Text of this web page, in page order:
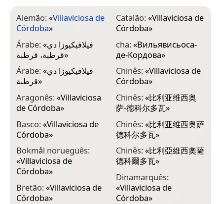
Alemão:«Villaviciosa de
Córdoba»
Árabe:«فيلافيكيوزا دي
قرطبة، قرطبة»
Árabe:«فيلافيكيوزا دي
قرطبة»
Aragonês:«Villaviciosa
de Córdoba»
Basco:«Villaviciosa de
Córdoba»
Bokmål norueguês:
«Villaviciosa de
Córdoba»
Bretão:«Villaviciosa de
Córdoba»
Catalão:«Villaviciosa de
Córdoba»
cha:«Вильявисьоса-
де-Кордова»
Chinês:«Villaviciosa de
Córdoba»
Chinês:«比利亚维西奥
萨-德科尔多瓦»
Chinês:«比利亚维西奥萨
德科尔多瓦»
Chinês:«比利亞維西奧薩
德科爾多瓦»
Dinamarquês:
«Villaviciosa de
Córdoba»